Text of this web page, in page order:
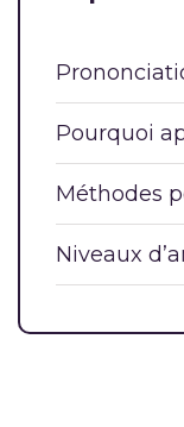
Pourquoi
Méthodes
Niveaux